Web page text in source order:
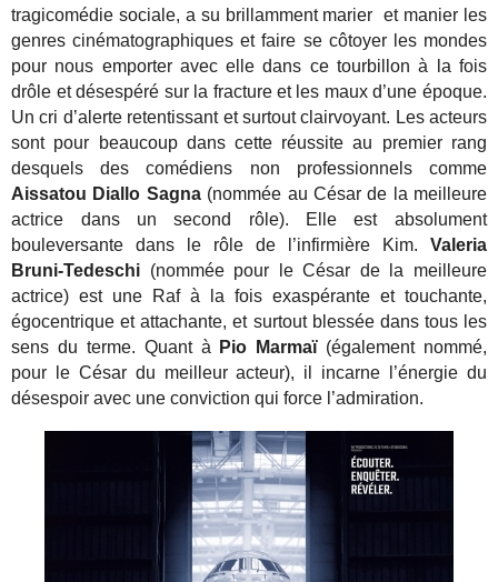
tragicomédie sociale, a su brillamment marier et manier les
genres cinématographiques et faire se côtoyer les mondes
pour nous emporter avec elle dans ce tourbillon à la fois
drôle et désespéré sur la fracture et les maux d’une époque.
Un cri d’alerte retentissant et surtout clairvoyant. Les acteurs
sont pour beaucoup dans cette réussite au premier rang
desquels des comédiens non professionnels comme
Aissatou Diallo Sagna(nommée au César de la meilleure
actrice dans un second rôle). Elle est absolument
bouleversante dans le rôle de l’infirmière Kim. Valeria
Bruni-Tedeschi (nommée pour le César de la meilleure
actrice) est une Raf à la fois exaspérante et touchante,
égocentrique et attachante, et surtout blessée dans tous les
sens du terme. Quant à Pio Marmaï (également nommé,
pour le César du meilleur acteur), il incarne l’énergie du
désespoir avec une conviction qui force l’admiration.